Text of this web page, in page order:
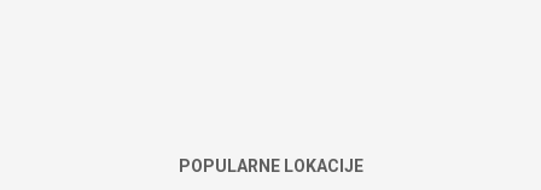
POPULARNE LOKACIJE